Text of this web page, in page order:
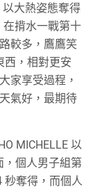
以大熱姿態奪得
揹水一戰第十
較多，鷹鷹笑
西，相對更安
家享受過程，
氣好，最期待
MICHELLE 以
，個人男子組第
秒奪得，而個人